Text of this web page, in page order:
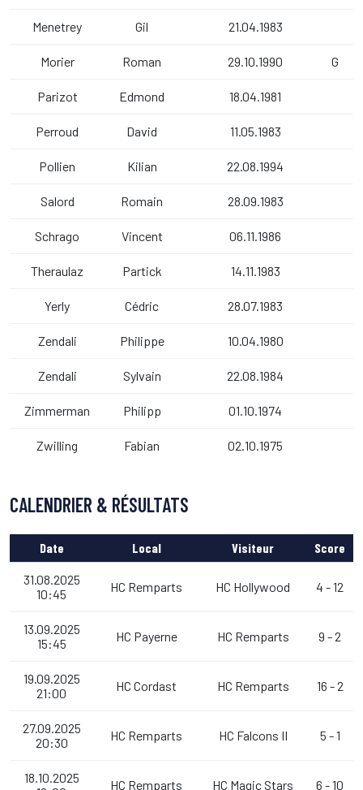
Menetrey Gil 21.04.1983
Morier Roman 29.10.1990 G
Parizot Edmond 18.04.1981
Perroud David 11.05.1983
Pollien Kilian 22.08.1994
Salord Romain 28.09.1983
Schrago Vincent 06.11.1986
Theraulaz Partick 14.11.1983
Yerly Cédric 28.07.1983
Zendali Philippe 10.04.1980
Zendali Sylvain 22.08.1984
Zimmerman Philipp 01.10.1974
Zwilling Fabian 02.10.1975
CALENDRIER & RÉSULTATS
Date Local Visiteur Score
31.08.2025
10:45
HC Remparts HC Hollywood 4 - 12
13.09.2025
15:45
HC Payerne HC Remparts 9 - 2
19.09.2025
21:00
HC Cordast HC Remparts 16 - 2
27.09.2025
20:30
HC Remparts HC Falcons II 5 - 1
18.10.2025
HC Remparts HC Magic Stars 6 - 10